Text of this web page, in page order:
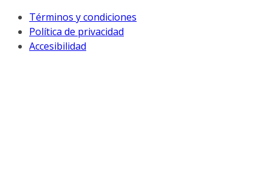
Términos y condiciones
Política de privacidad
Accesibilidad